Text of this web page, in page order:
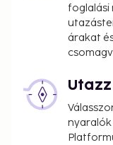
foglalási
árakat
nyaralók